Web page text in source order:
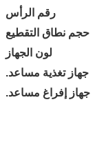
رقم الرأس
حجم نطاق التقطيع
لون الجهاز
جهاز تغذية مساعد.
جهاز إفراغ مساعد.